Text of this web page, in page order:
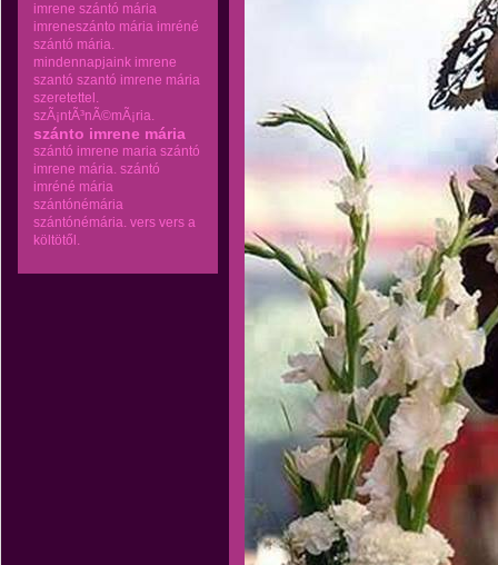
imrene szántó mária
imreneszánto mária imréné
szántó mária.
mindennapjaink imrene
szantó szantó imrene mária
szeretettel.
szÃ¡ntÃ³nÃ©mÃ¡ria.
szánto imrene mária
szántó imrene maria szántó
imrene mária. szántó
imréné mária
szántónémária
szántónémária. vers vers a
költötől.